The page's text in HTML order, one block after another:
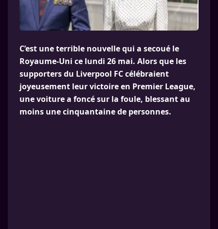
C’est une terrible nouvelle qui a secoué le
Royaume-Uni ce lundi 26 mai. Alors que les
supporters du Liverpool FC célébraient
joyeusement leur victoire en Premier League,
une voiture a foncé sur la foule, blessant au
moins une cinquantaine de personnes.